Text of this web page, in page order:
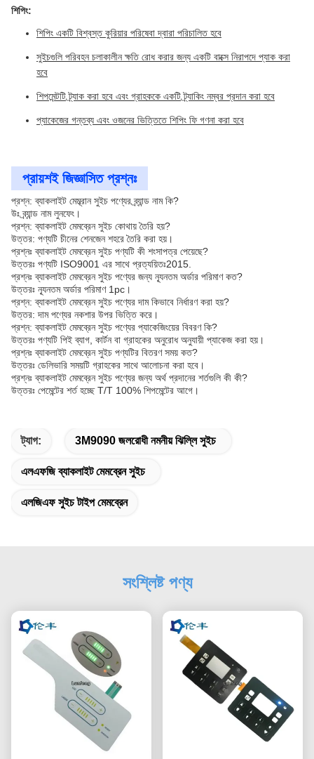
শিপিং:
শিপিং একটি বিশ্বস্ত কুরিয়ার পরিষেবা দ্বারা পরিচালিত হবে
সুইচগুলি পরিবহন চলাকালীন ক্ষতি রোধ করার জন্য একটি বাক্সে নিরাপদে প্যাক করা
হবে
শিপমেন্টটি ট্র্যাক করা হবে এবং গ্রাহককে একটি ট্র্যাকিং নম্বর প্রদান করা হবে
প্যাকেজের গন্তব্য এবং ওজনের ভিত্তিতে শিপিং ফি গণনা করা হবে
প্রায়শই জিজ্ঞাসিত প্রশ্নঃ
প্রশ্ন: ব্যাকলাইট মেম্ব্রান সুইচ পণ্যের ব্র্যান্ড নাম কি?
উঃ ব্র্যান্ড নাম লুনফেং।
প্রশ্ন: ব্যাকলাইট মেমব্রেন সুইচ কোথায় তৈরি হয়?
উত্তর: পণ্যটি চীনের শেনজেন শহরে তৈরি করা হয়।
প্রশ্নঃ ব্যাকলাইট মেমব্রেন সুইচ পণ্যটি কী শংসাপত্র পেয়েছে?
উত্তরঃ পণ্যটি ISO9001 এর সাথে প্রত্যয়িতঃ2015.
প্রশ্নঃ ব্যাকলাইট মেমব্রেন সুইচ পণ্যের জন্য ন্যূনতম অর্ডার পরিমাণ কত?
উত্তরঃ ন্যূনতম অর্ডার পরিমাণ 1pc।
প্রশ্ন: ব্যাকলাইট মেমব্রেন সুইচ পণ্যের দাম কিভাবে নির্ধারণ করা হয়?
উত্তর: দাম পণ্যের নকশার উপর ভিত্তি করে।
প্রশ্ন: ব্যাকলাইট মেমব্রেন সুইচ পণ্যের প্যাকেজিংয়ের বিবরণ কি?
উত্তরঃ পণ্যটি পিই ব্যাগ, কার্টন বা গ্রাহকের অনুরোধ অনুযায়ী প্যাকেজ করা হয়।
প্রশ্নঃ ব্যাকলাইট মেমব্রেন সুইচ পণ্যটির বিতরণ সময় কত?
উত্তরঃ ডেলিভারি সময়টি গ্রাহকের সাথে আলোচনা করা হবে।
প্রশ্নঃ ব্যাকলাইট মেমব্রেন সুইচ পণ্যের জন্য অর্থ প্রদানের শর্তগুলি কী কী?
উত্তরঃ পেমেন্টের শর্ত হচ্ছে T/T 100% শিপমেন্টের আগে।
ট্যাগ: 3M9090 জলরোধী নমনীয় ঝিল্লি সুইচ
এলএফজি ব্যাকলাইট মেমব্রেন সুইচ
এলজিএফ সুইচ টাইপ মেমব্রেন
সংশ্লিষ্ট পণ্য